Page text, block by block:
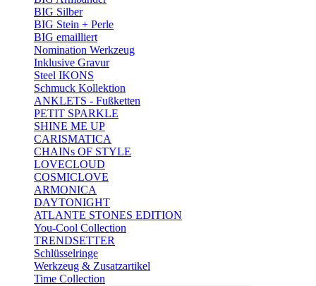
BIG Silber
BIG Stein + Perle
BIG emailliert
Nomination Werkzeug
Inklusive Gravur
Steel IKONS
Schmuck Kollektion
ANKLETS - Fußketten
PETIT SPARKLE
SHINE ME UP
CARISMATICA
CHAINs OF STYLE
LOVECLOUD
COSMICLOVE
ARMONICA
DAYTONIGHT
ATLANTE STONES EDITION
You-Cool Collection
TRENDSETTER
Schlüsselringe
Werkzeug & Zusatzartikel
Time Collection